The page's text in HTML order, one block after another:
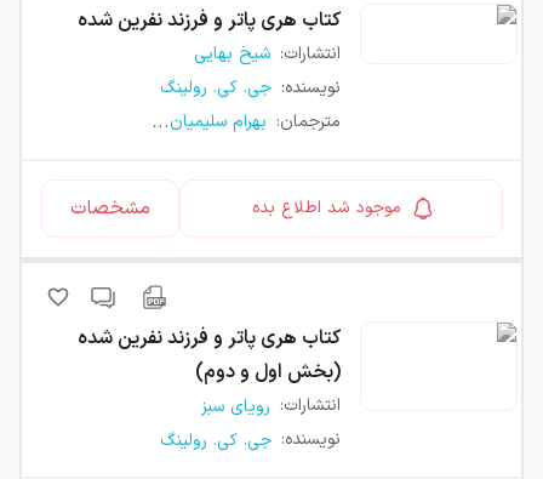
کتاب هری پاتر و فرزند نفرین شده
انتشارات: شیخ بهایی
نویسنده: جی. کی. رولینگ
مترجمان: بهرام سلیمیان...
موجود شد اطلاع بده مشخصات
کتاب هری پاتر و فرزند نفرین شده
(بخش اول و دوم)
انتشارات: رویای سبز
نویسنده: جی. کی. رولینگ